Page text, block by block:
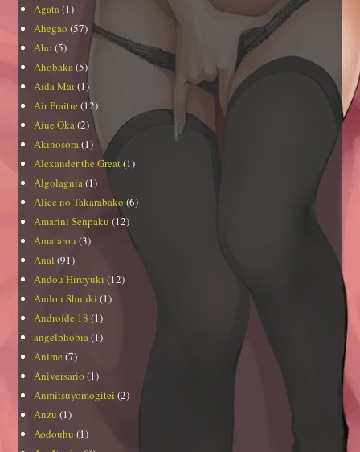
Agata(1)
Ahegao (57)
Aho (5)
Ahobaka(5)
Aida Mai (1)
Air Praitre (12)
Aiue Oka(2)
Akinosora(1)
Alexander the Great(1)
Algolagnia(1)
Alice no Takarabako (6)
Amarini Senpaku (12)
Amatarou (3)
Anal (91)
Andou Hiroyuki (12)
Andou Shuuki (1)
Androide 18 (1)
angelphobia(1)
Anime (7)
Aniversario (1)
Anmitsuyomogitei (2)
Anzu (1)
Aodouhu (1)